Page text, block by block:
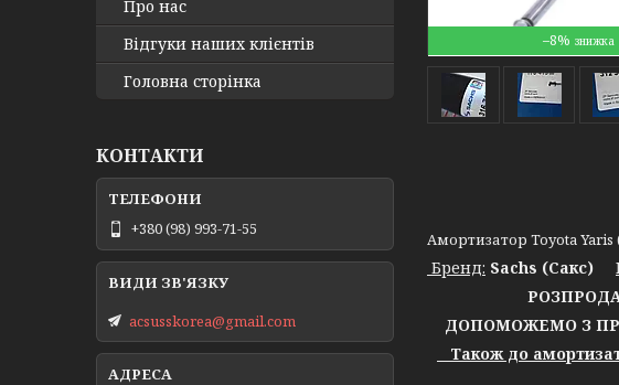
–8%
Амортизатор Toyota Yaris
Бренд: Sachs (Сакс)
ДОПОМОЖЕМО З
Також до
Про нас
Відгуки наших клієнтів
Головна сторінка
КОНТАКТИ
+380 (98) 993-71-55
acsusskorea@gmail.com